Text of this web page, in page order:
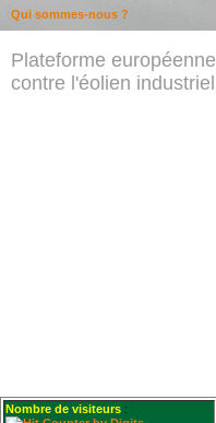
Plateforme européenne
contre l'éolien industriel
Nombre de visiteurs :
Qui sommes-nous ?